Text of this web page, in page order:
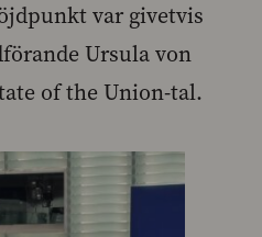
var givetvis
Ursula von
of the Union-tal.